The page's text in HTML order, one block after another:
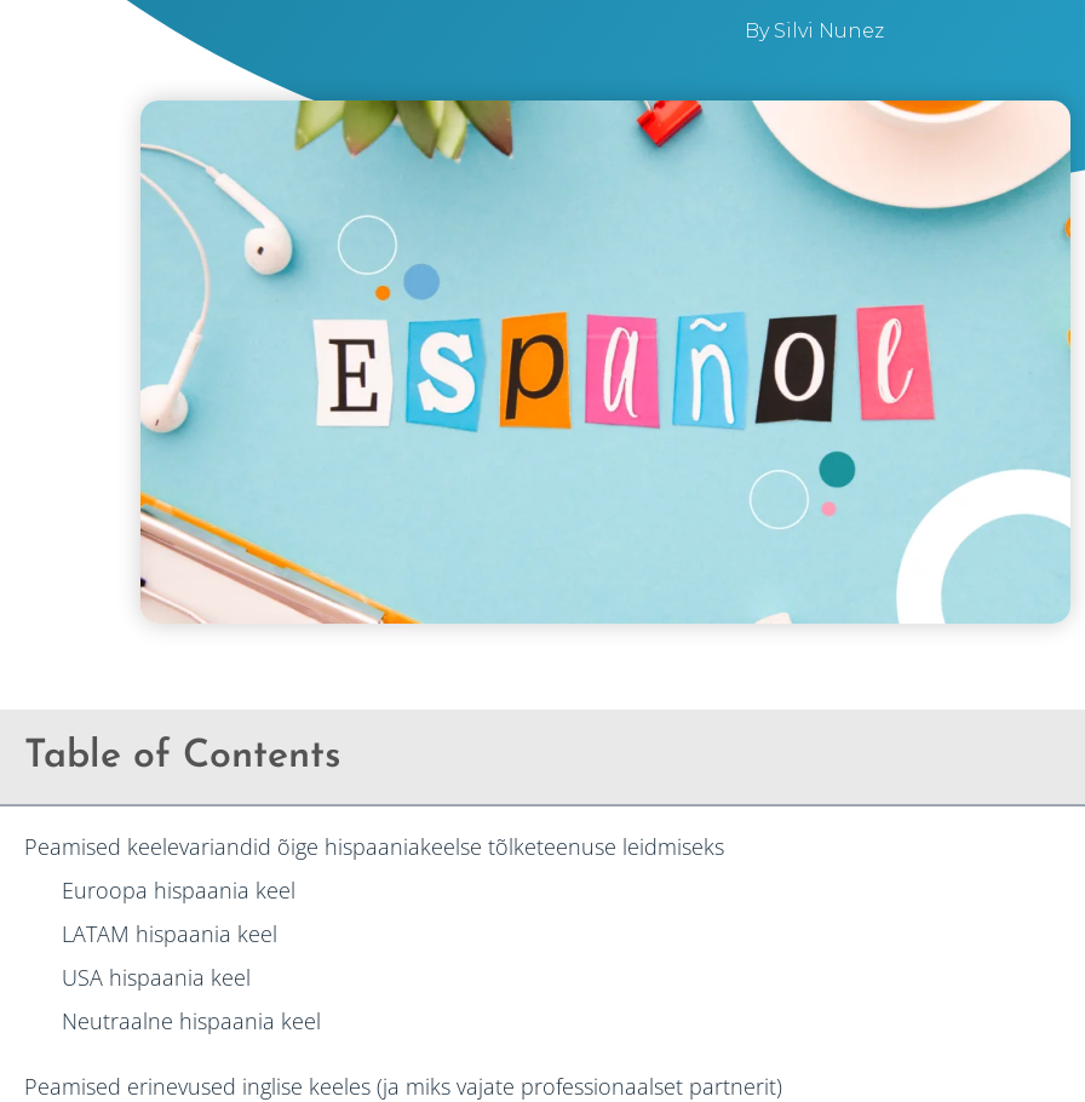
BySilvi Nunez
Table of Contents
Peamised keelevariandid õige hispaaniakeelse tõlketeenuse leidmiseks
Euroopa hispaania keel
LATAM hispaania keel
USA hispaania keel
Neutraalne hispaania keel
Peamised erinevused inglise keeles (ja miks vajate professionaalset partnerit)